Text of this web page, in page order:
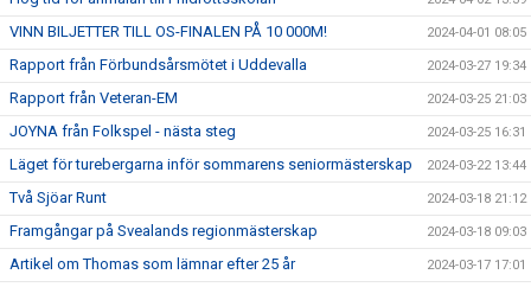
VINN BILJETTER TILL OS-FINALEN PÅ 10 000M! 2024-04-01 08:05
Rapport från Förbundsårsmötet i Uddevalla 2024-03-27 19:34
Rapport från Veteran-EM 2024-03-25 21:03
JOYNA från Folkspel - nästa steg 2024-03-25 16:31
Läget för turebergarna inför sommarens seniormästerskap 2024-03-22 13:44
Två Sjöar Runt 2024-03-18 21:12
Framgångar på Svealands regionmästerskap 2024-03-18 09:03
Artikel om Thomas som lämnar efter 25 år 2024-03-17 17:01